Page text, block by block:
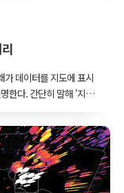
가 데이터를 지도에 표시
한다. 간단히 말해 '지오
한다고 보면 된다. - 법
드의 좌표값 얻기 - 현
좌표점으로 겹치는 좌
를 전세가로 만들기 이
R이든 자바든 파일 입출